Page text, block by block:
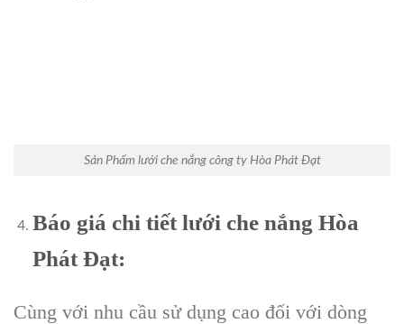
Sản Phẩm lưới che nắng công ty Hòa Phát Đạt
Báo giá chi tiết lưới che nắng Hòa
Phát Đạt:
Cùng với nhu cầu sử dụng cao đối với dòng